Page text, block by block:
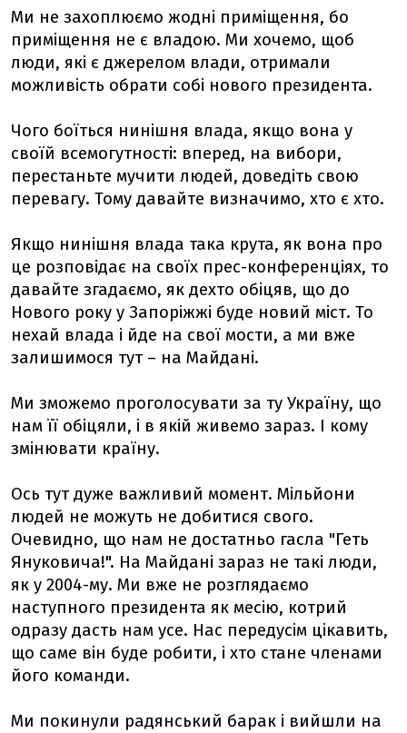
Ми не захоплюємо жодні приміщення, бо
приміщення не є владою. Ми хочемо, щоб
люди, які є джерелом влади, отримали
можливість обрати собі нового президента.
Чого боїться нинішня влада, якщо вона у
своїй всемогутності: вперед, на вибори,
перестаньте мучити людей, доведіть свою
перевагу. Тому давайте визначимо, хто є хто.
Якщо нинішня влада така крута, як вона про
це розповідає на своїх прес-конференціях, то
давайте згадаємо, як дехто обіцяв, що до
Нового року у Запоріжжі буде новий міст. То
нехай влада і йде на свої мости, а ми вже
залишимося тут – на Майдані.
Ми зможемо проголосувати за ту Україну, що
нам її обіцяли, і в якій живемо зараз. І кому
змінювати країну.
Ось тут дуже важливий момент. Мільйони
людей не можуть не добитися свого.
Очевидно, що нам не достатньо гасла "Геть
Януковича!". На Майдані зараз не такі люди,
як у 2004-му. Ми вже не розглядаємо
наступного президента як месію, котрий
одразу дасть нам усе. Нас передусім цікавить,
що саме він буде робити, і хто стане членами
його команди.
Ми покинули радянський барак і вийшли на